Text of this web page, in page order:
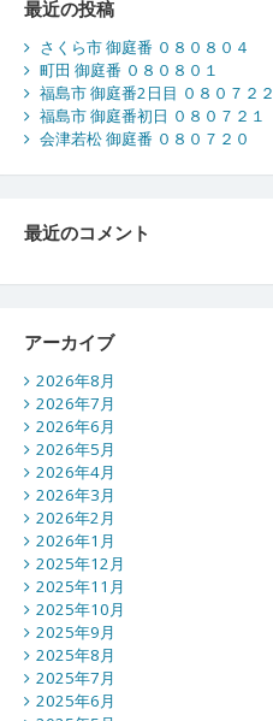
最近の投稿
さくら市 御庭番 ０８０８０４
町田 御庭番 ０８０８０１
福島市 御庭番2日目 ０８０７２２
福島市 御庭番初日 ０８０７２１
会津若松 御庭番 ０８０７２０
最近のコメント
アーカイブ
2026年8月
2026年7月
2026年6月
2026年5月
2026年4月
2026年3月
2026年2月
2026年1月
2025年12月
2025年11月
2025年10月
2025年9月
2025年8月
2025年7月
2025年6月